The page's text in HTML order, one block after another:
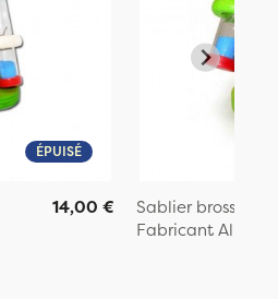
ÉPUISÉ
14,00 €
Sablier brosse à
Fabricant